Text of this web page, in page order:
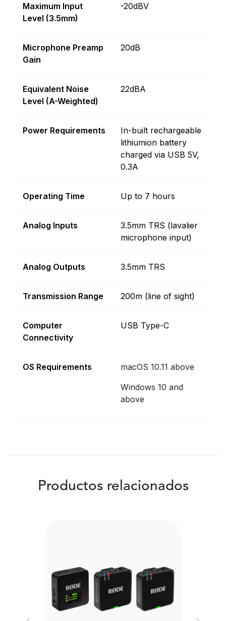
Maximum Input
Level (3.5mm)
-20dBV
Microphone Preamp
Gain
20dB
Equivalent Noise
Level (A-Weighted)
22dBA
Power Requirements
In-built rechargeable
lithiumion battery
charged via USB 5V,
0.3A
Operating Time Up to 7 hours
Analog Inputs
3.5mm TRS (lavalier
microphone input)
Analog Outputs 3.5mm TRS
Transmission Range 200m (line of sight)
Computer
Connectivity
USB Type-C
OS Requirements
macOS 10.11 above
Windows 10 and
above
Productos relacionados